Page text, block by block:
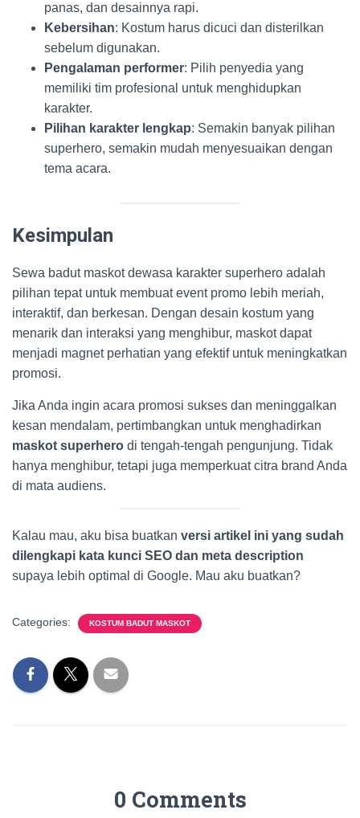
panas, dan desainnya rapi.
Kebersihan: Kostum harus dicuci dan disterilkan
sebelum digunakan.
Pengalaman performer: Pilih penyedia yang
memiliki tim profesional untuk menghidupkan
karakter.
Pilihan karakter lengkap: Semakin banyak pilihan
superhero, semakin mudah menyesuaikan dengan
tema acara.
Kesimpulan
Sewa badut maskot dewasa karakter superhero adalah
pilihan tepat untuk membuat event promo lebih meriah,
interaktif, dan berkesan. Dengan desain kostum yang
menarik dan interaksi yang menghibur, maskot dapat
menjadi magnet perhatian yang efektif untuk meningkatkan
promosi.
Jika Anda ingin acara promosi sukses dan meninggalkan
kesan mendalam, pertimbangkan untuk menghadirkan
maskot superhero di tengah-tengah pengunjung. Tidak
hanya menghibur, tetapi juga memperkuat citra brand Anda
di mata audiens.
Kalau mau, aku bisa buatkan versi artikel ini yang sudah
dilengkapi kata kunci SEO dan meta description
supaya lebih optimal di Google. Mau aku buatkan?
Categories: KOSTUM BADUT MASKOT
0 Comments